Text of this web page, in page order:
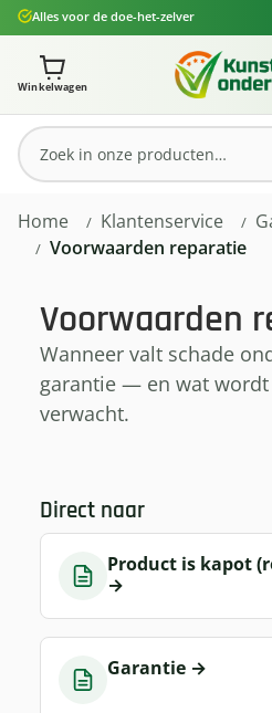
Ga naar de hoofdinhoud
Alles voor de doe-het-zelver
Je winkelwagen bevat 0
Winkelwagen
Home Klantenservice
Voorwaarden reparatie
Voorwaarden
Wanneer valt schade
garantie — en wat wordt
verwacht.
Direct naar
Product is kapot
→
Garantie →